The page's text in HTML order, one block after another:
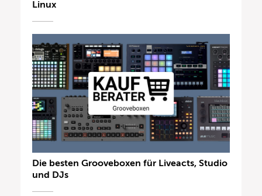
Linux
Die besten Grooveboxen für Liveacts, Studio
und DJs